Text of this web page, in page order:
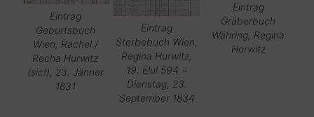
Eintrag
Geburtsbuch
Wien, Rachel /
Recha Hurwitz
(sic!), 23. Jänner
1831
Eintrag
Sterbebuch Wien,
Regina Hurwitz,
19. Elul 594 =
Dienstag, 23.
September 1834
Eintrag
Gräberbuch
Währing, Regina
Horwitz